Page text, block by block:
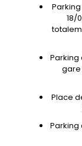
18/
Parking
gare
Place